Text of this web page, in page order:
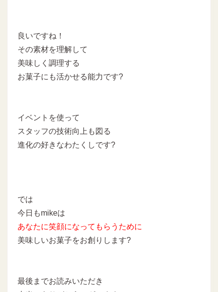
良いですね！
その素材を理解して
美味しく調理する
お菓子にも活かせる能力です?
イベントを使って
スタッフの技術向上も図る
進化の好きなわたくしです?
では
今日もmikeは
あなたに笑顔になってもらうために
美味しいお菓子をお創りします?
最後までお読みいただき